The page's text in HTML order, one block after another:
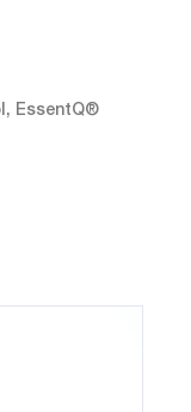
EssentQ®